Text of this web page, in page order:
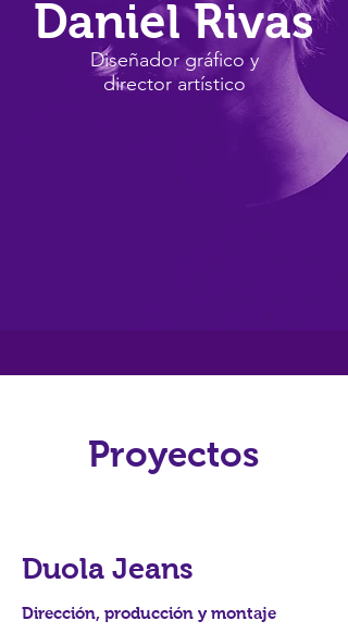
Daniel Rivas
Diseñador gráfico y
director artístico
Proyectos
Duola Jeans
Dirección, producción y montaje